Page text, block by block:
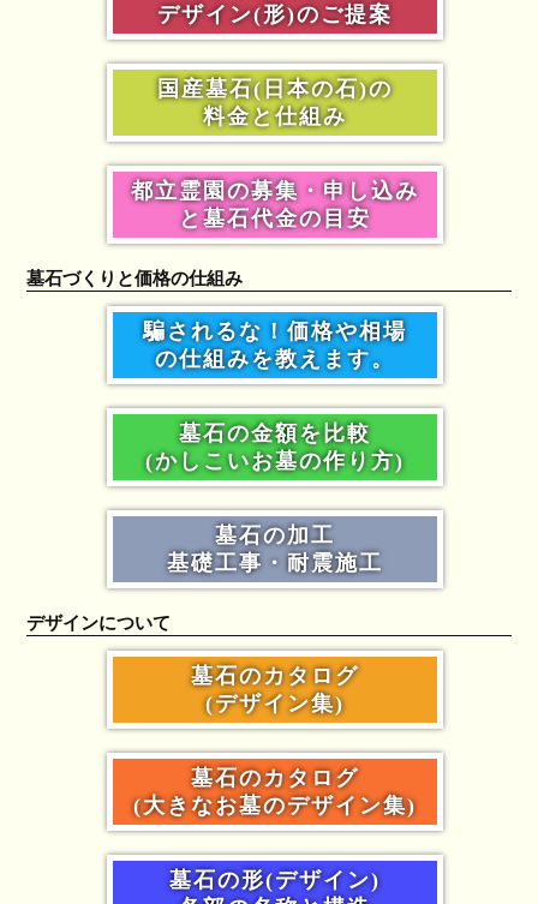
デザイン(形)のご提案
国産墓石(日本の石)の
料金と仕組み
都立霊園の募集・申し込み
と墓石代金の目安
墓石づくりと価格の仕組み
騙されるな！価格や相場
の仕組みを教えます。
墓石の金額を比較
(かしこいお墓の作り方)
墓石の加工
基礎工事・耐震施工
デザインについて
墓石のカタログ
(デザイン集)
墓石のカタログ
(大きなお墓のデザイン集)
墓石の形(デザイン)